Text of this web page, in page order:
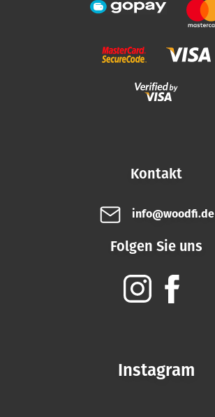
Kontakt
info@woodfi.de
Folgen Sie uns
Instagram